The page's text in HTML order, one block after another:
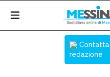
Contatta
redazione